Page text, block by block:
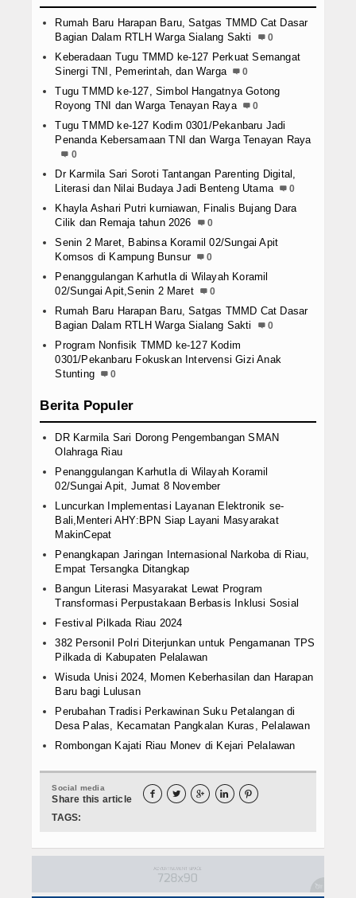
Rumah Baru Harapan Baru, Satgas TMMD Cat Dasar
Bagian Dalam RTLH Warga Sialang Sakti
0
Keberadaan Tugu TMMD ke-127 Perkuat Semangat
Sinergi TNI, Pemerintah, dan Warga
0
Tugu TMMD ke-127, Simbol Hangatnya Gotong
Royong TNI dan Warga Tenayan Raya
0
Tugu TMMD ke-127 Kodim 0301/Pekanbaru Jadi
Penanda Kebersamaan TNI dan Warga Tenayan Raya
0
Dr Karmila Sari Soroti Tantangan Parenting Digital,
Literasi dan Nilai Budaya Jadi Benteng Utama
0
Khayla Ashari Putri kurniawan, Finalis Bujang Dara
Cilik dan Remaja tahun 2026
0
Senin 2 Maret, Babinsa Koramil 02/Sungai Apit
Komsos di Kampung Bunsur
0
Penanggulangan Karhutla di Wilayah Koramil
02/Sungai Apit,Senin 2 Maret
0
Rumah Baru Harapan Baru, Satgas TMMD Cat Dasar
Bagian Dalam RTLH Warga Sialang Sakti
0
Program Nonfisik TMMD ke-127 Kodim
0301/Pekanbaru Fokuskan Intervensi Gizi Anak
Stunting
0
Berita Populer
DR Karmila Sari Dorong Pengembangan SMAN
Olahraga Riau
Penanggulangan Karhutla di Wilayah Koramil
02/Sungai Apit, Jumat 8 November
Luncurkan Implementasi Layanan Elektronik se-
Bali,Menteri AHY:BPN Siap Layani Masyarakat
MakinCepat
Penangkapan Jaringan Internasional Narkoba di Riau,
Empat Tersangka Ditangkap
Bangun Literasi Masyarakat Lewat Program
Transformasi Perpustakaan Berbasis Inklusi Sosial
Festival Pilkada Riau 2024
382 Personil Polri Diterjunkan untuk Pengamanan TPS
Pilkada di Kabupaten Pelalawan
Wisuda Unisi 2024, Momen Keberhasilan dan Harapan
Baru bagi Lulusan
Perubahan Tradisi Perkawinan Suku Petalangan di
Desa Palas, Kecamatan Pangkalan Kuras, Pelalawan
Rombongan Kajati Riau Monev di Kejari Pelalawan
Social media
Share this article     
TAGS: